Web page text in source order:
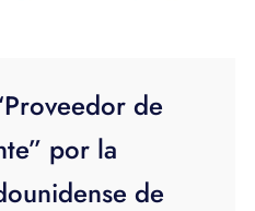
de
por la
de